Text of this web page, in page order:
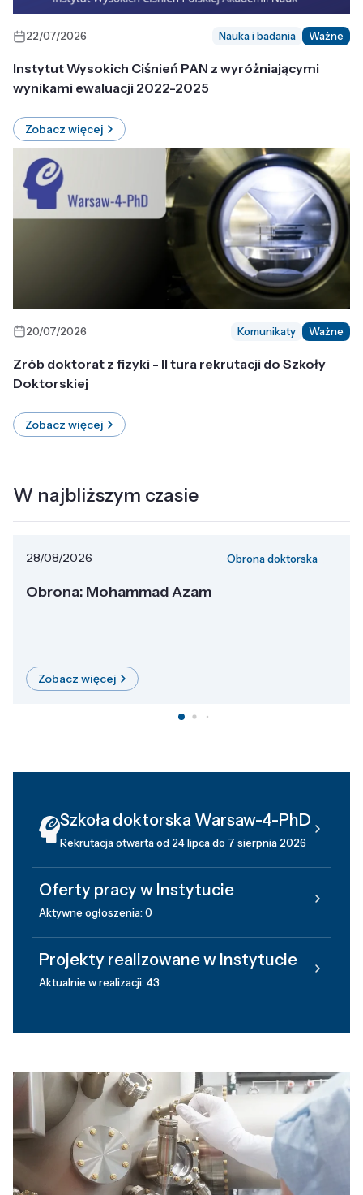
22/07/2026 Nauka i badania Ważne
Instytut Wysokich Ciśnień PAN z wyróżniającymi
wynikami ewaluacji 2022-2025
Zobacz więcej
20/07/2026 Komunikaty Ważne
Zrób doktorat z fizyki - II tura rekrutacji do Szkoły
Doktorskiej
Zobacz więcej
W najbliższym czasie
28/08/2026 Obrona doktorska
Obrona: Mohammad Azam
Zobacz więcej
Szkoła doktorska Warsaw-4-PhD
Rekrutacja otwarta od 24 lipca do 7 sierpnia 2026
Oferty pracy w Instytucie
Aktywne ogłoszenia: 0
Projekty realizowane w Instytucie
Aktualnie w realizacji: 43